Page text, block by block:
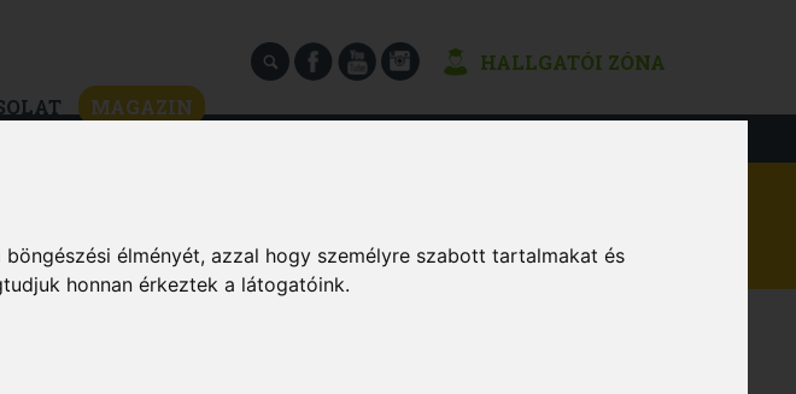
élményét, azzal hogy személyre szabott tartalmakat és
honnan érkeztek a látogatóink.
HALLGATÓI ZÓNA
MAGAZIN